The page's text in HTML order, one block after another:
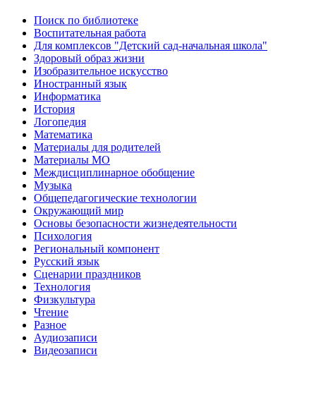
Поиск по библиотеке
Воспитательная работа
Для комплексов "Детский сад-начальная школа"
Здоровый образ жизни
Изобразительное искусство
Иностранный язык
Информатика
История
Логопедия
Математика
Материалы для родителей
Материалы МО
Междисциплинарное обобщение
Музыка
Общепедагогические технологии
Окружающий мир
Основы безопасности жизнедеятельности
Психология
Региональный компонент
Русский язык
Сценарии праздников
Технология
Физкультура
Чтение
Разное
Аудиозаписи
Видеозаписи